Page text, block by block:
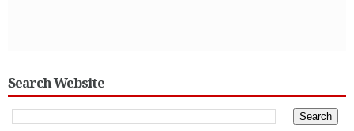
Search Website